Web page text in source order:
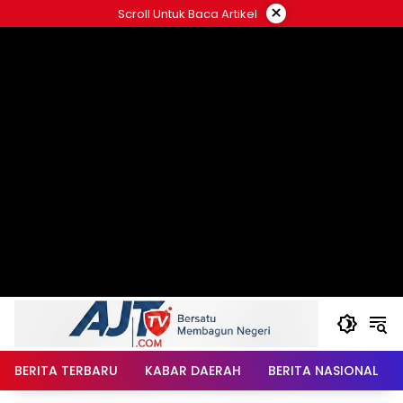
ke
Scroll Untuk Baca Artikel ×
BERITA TERBARU KABAR DAERAH BERITA NASIONAL